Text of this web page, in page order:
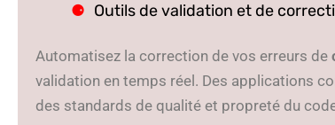
Outils de validation et de
Automatisez la correction de vos erreurs de
validation en temps réel. Des applications
des standards de qualité et propreté du